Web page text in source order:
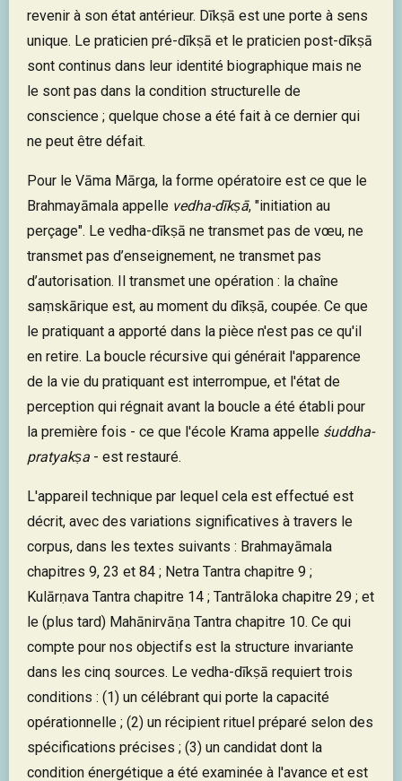
revenir à son état antérieur. Dīkṣā est une porte à sens
unique. Le praticien pré-dīkṣā et le praticien post-dīkṣā
sont continus dans leur identité biographique mais ne
le sont pas dans la condition structurelle de
conscience ; quelque chose a été fait à ce dernier qui
ne peut être défait.
Pour le Vāma Mārga, la forme opératoire est ce que le
Brahmayāmala appelle vedha-dīkṣā, "initiation au
perçage". Le vedha-dīkṣā ne transmet pas de vœu, ne
transmet pas d’enseignement, ne transmet pas
d’autorisation. Il transmet une opération : la chaîne
saṃskārique est, au moment du dīkṣā, coupée. Ce que
le pratiquant a apporté dans la pièce n'est pas ce qu'il
en retire. La boucle récursive qui générait l'apparence
de la vie du pratiquant est interrompue, et l'état de
perception qui régnait avant la boucle a été établi pour
la première fois - ce que l'école Krama appelle śuddha-
pratyakṣa - est restauré.
L'appareil technique par lequel cela est effectué est
décrit, avec des variations significatives à travers le
corpus, dans les textes suivants : Brahmayāmala
chapitres 9, 23 et 84 ; Netra Tantra chapitre 9 ;
Kulārṇava Tantra chapitre 14 ; Tantrāloka chapitre 29 ; et
le (plus tard) Mahānirvāṇa Tantra chapitre 10. Ce qui
compte pour nos objectifs est la structure invariante
dans les cinq sources. Le vedha-dīkṣā requiert trois
conditions : (1) un célébrant qui porte la capacité
opérationnelle ; (2) un récipient rituel préparé selon des
spécifications précises ; (3) un candidat dont la
condition énergétique a été examinée à l'avance et est